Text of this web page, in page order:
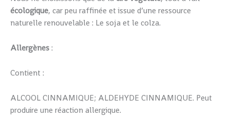
écologique, car peu raffinée et issue d’une ressource
naturelle renouvelable : Le soja et le colza.
Allergènes :
Contient :
ALCOOL CINNAMIQUE; ALDEHYDE CINNAMIQUE. Peut
produire une réaction allergique.